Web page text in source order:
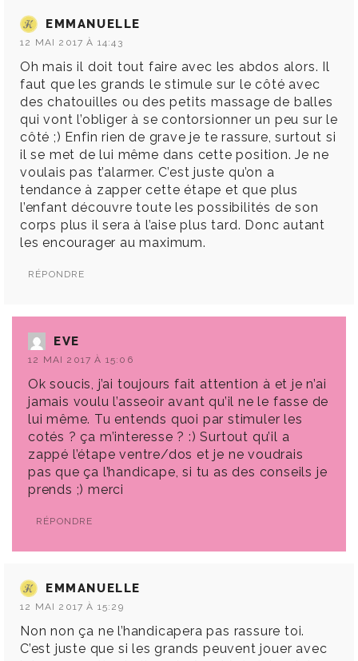
EMMANUELLE
12 MAI 2017 À 14:43
Oh mais il doit tout faire avec les abdos alors. Il
faut que les grands le stimule sur le côté avec
des chatouilles ou des petits massage de balles
qui vont l’obliger à se contorsionner un peu sur le
côté ;) Enfin rien de grave je te rassure, surtout si
il se met de lui même dans cette position. Je ne
voulais pas t’alarmer. C’est juste qu’on a
tendance à zapper cette étape et que plus
l’enfant découvre toute les possibilités de son
corps plus il sera à l’aise plus tard. Donc autant
les encourager au maximum.
RÉPONDRE
EVE
12 MAI 2017 À 15:06
Ok soucis, j’ai toujours fait attention à et je n’ai
jamais voulu l’asseoir avant qu’il ne le fasse de
lui même. Tu entends quoi par stimuler les
cotés ? ça m’interesse ? :) Surtout qu’il a
zappé l’étape ventre/dos et je ne voudrais
pas que ça l’handicape, si tu as des conseils je
prends ;) merci
RÉPONDRE
EMMANUELLE
12 MAI 2017 À 15:29
Non non ça ne l’handicapera pas rassure toi.
C’est juste que si les grands peuvent jouer avec